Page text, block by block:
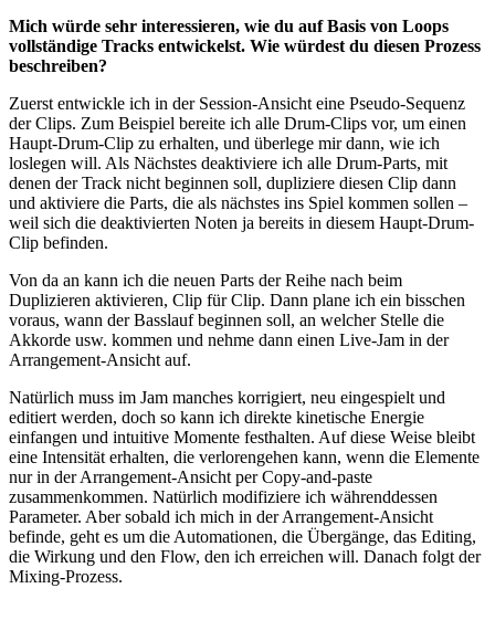
Mich würde sehr interessieren, wie du auf Basis von Loops
vollständige Tracks entwickelst. Wie würdest du diesen Prozess
beschreiben?
Zuerst entwickle ich in der Session-Ansicht eine Pseudo-Sequenz
der Clips. Zum Beispiel bereite ich alle Drum-Clips vor, um einen
Haupt-Drum-Clip zu erhalten, und überlege mir dann, wie ich
loslegen will. Als Nächstes deaktiviere ich alle Drum-Parts, mit
denen der Track nicht beginnen soll, dupliziere diesen Clip dann
und aktiviere die Parts, die als nächstes ins Spiel kommen sollen –
weil sich die deaktivierten Noten ja bereits in diesem Haupt-Drum-
Clip befinden.
Von da an kann ich die neuen Parts der Reihe nach beim
Duplizieren aktivieren, Clip für Clip. Dann plane ich ein bisschen
voraus, wann der Basslauf beginnen soll, an welcher Stelle die
Akkorde usw. kommen und nehme dann einen Live-Jam in der
Arrangement-Ansicht auf.
Natürlich muss im Jam manches korrigiert, neu eingespielt und
editiert werden, doch so kann ich direkte kinetische Energie
einfangen und intuitive Momente festhalten. Auf diese Weise bleibt
eine Intensität erhalten, die verlorengehen kann, wenn die Elemente
nur in der Arrangement-Ansicht per Copy-and-paste
zusammenkommen. Natürlich modifiziere ich währenddessen
Parameter. Aber sobald ich mich in der Arrangement-Ansicht
befinde, geht es um die Automationen, die Übergänge, das Editing,
die Wirkung und den Flow, den ich erreichen will. Danach folgt der
Mixing-Prozess.